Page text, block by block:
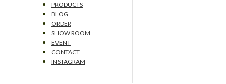
PRODUCTS
BLOG
ORDER
SHOW ROOM
EVENT
CONTACT
INSTAGRAM